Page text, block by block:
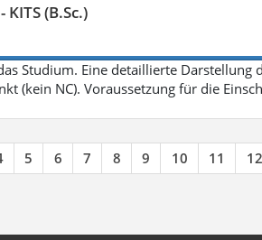
(B.Sc.)
Studium. Eine detaillierte
(kein NC). Voraussetzung für die
5 6 7 8 9 10 11 12